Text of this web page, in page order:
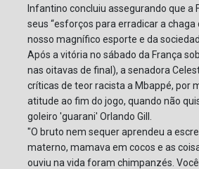
Infantino concluiu assegurando que a
seus “esforços para erradicar a chaga
nosso magnífico esporte e da
Após a vitória no sábado da França
nas oitavas de final), a senadora
críticas de teor racista a Mbappé, por
atitude ao fim do jogo, quando não
goleiro 'guarani' Orlando Gill.
"O bruto nem sequer aprendeu a
materno, mamava em cocos e as
ouviu na vida foram chimpanzés.